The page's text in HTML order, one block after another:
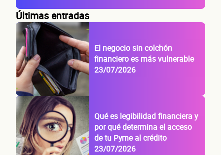
Últimas entradas
El negocio sin colchón
financiero es más vulnerable
23/07/2026
Qué es legibilidad financiera y
por qué determina el acceso
de tu Pyme al crédito
23/07/2026